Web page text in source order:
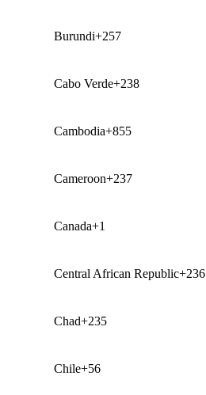
Burundi+257
Cabo Verde+238
Cambodia+855
Cameroon+237
Canada+1
Central African Republic+236
Chad+235
Chile+56